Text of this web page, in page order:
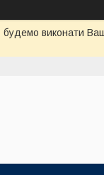
будемо виконати